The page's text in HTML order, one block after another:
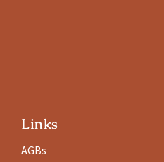
Links
AGBs